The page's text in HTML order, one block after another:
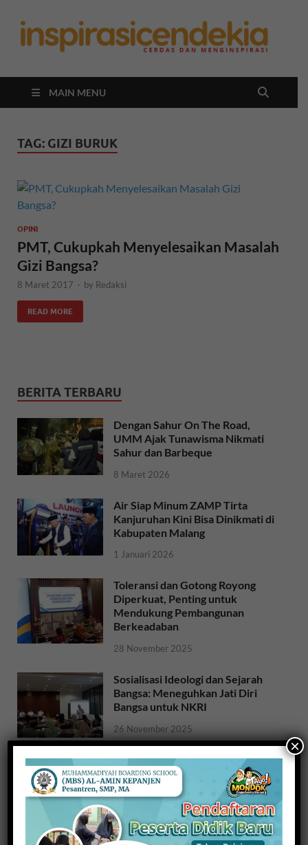
MAIN MENU
TAG: GIZI BURUK
OPINI
PMT, Cukupkah Menyelesaikan Masalah
Gizi Bangsa?
8 Maret 2017 - by Redaksi
READ MORE
BERITA TERBARU
Dengan Sahur On The Road,
UMM Ajak Tunawisma Nikmati
Sahur dan Barbeque
8 Maret 2026
Air Siap Minum ZAMP Tirta
Kanjuruhan Kini Bisa Dinikmati di
Kabupaten Malang
1 Januari 2026
Toleransi dan Gotong Royong
Diperkuat, Penting untuk
Mendukung Pembangunan
Berkeadaban
28 November 2025
Sosialisasi Ideologi dan Sejarah
Bangsa: Meneguhkan Jati Diri
Bangsa untuk NKRI
26 November 2025
Raih Indeks Harmoni Indonesia
dari Mendagri, Kesbangpol
Wujudkan Kampung Harmoni
20 November 2025
×